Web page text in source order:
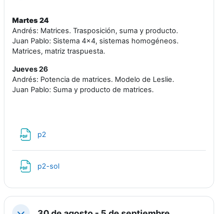
Martes 24
Andrés: Matrices. Trasposición, suma y producto.
Juan Pablo: Sistema 4x4, sistemas homogéneos.
Matrices, matriz traspuesta.
Jueves 26
Andrés: Potencia de matrices. Modelo de Leslie.
Juan Pablo: Suma y producto de matrices.
p2
p2-sol